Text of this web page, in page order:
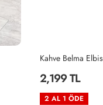
Kahve Belma
2,199 TL
2 AL 1 ÖDE